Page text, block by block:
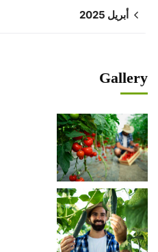
أبريل 2025
Gallery